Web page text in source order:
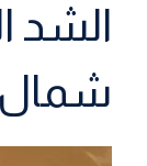
الشد
شمال